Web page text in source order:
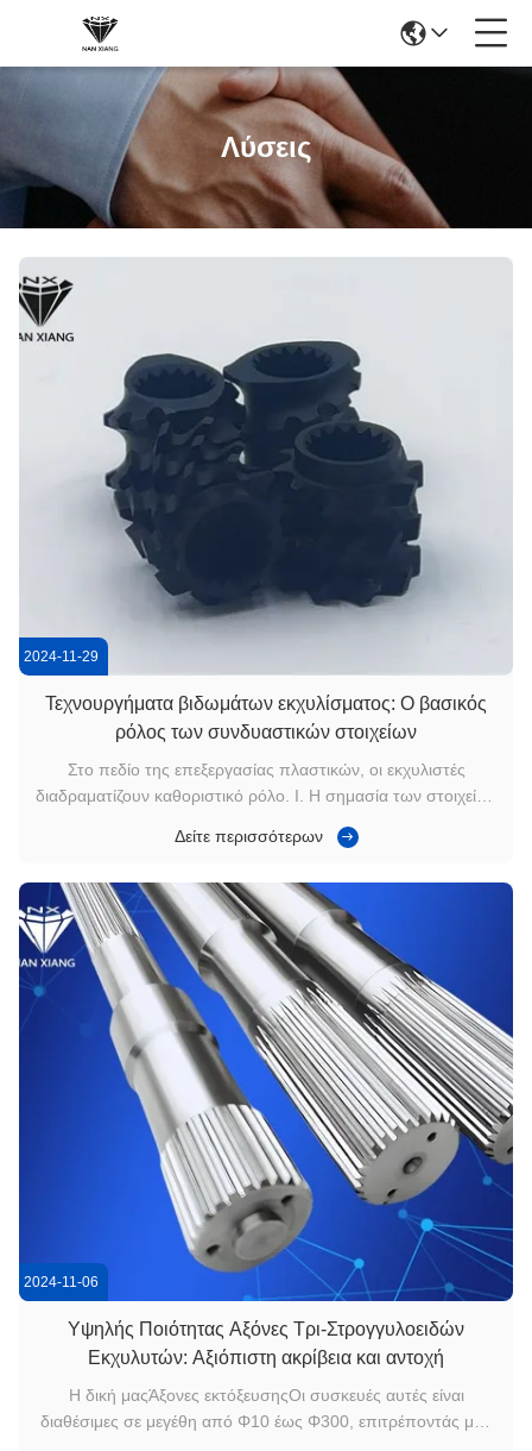
Λύσεις
2024-11-29
Τεχνουργήματα βιδωμάτων εκχυλίσματος: Ο βασικός
ρόλος των συνδυαστικών στοιχείων
Στο πεδίο της επεξεργασίας πλαστικών, οι εκχυλιστές
διαδραματίζουν καθοριστικό ρόλο. Ι. Η σημασία των στοιχείων
ύλες προς τα εμπρός μέσω περιστρεφόμενων βιδών και
ύλες σε αυτή τη διαδικασία...
Δείτε περισσότερων
2024-11-06
Υψηλής Ποιότητας Αξόνες Τρι-Στρογγυλοειδών
Εκχυλυτών: Αξιόπιστη ακρίβεια και αντοχή
Η δική μαςΆξονες εκτόξευσηςΟι συσκευές αυτές είναι
διαθέσιμες σε μεγέθη από Φ10 έως Φ300, επιτρέποντάς μας